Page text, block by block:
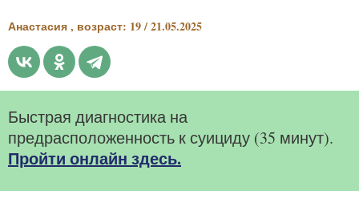
Анастасия , возраст: 19 / 21.05.2025
Быстрая диагностика на
предрасположенность к суициду (35 минут).
Пройти онлайн здесь.